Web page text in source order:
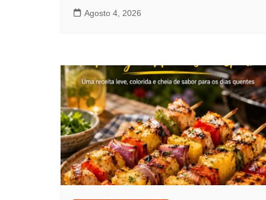
Agosto 4, 2026